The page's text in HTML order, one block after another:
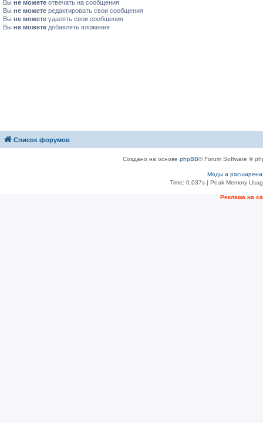
Вы не можете отвечать на сообщения
Вы не можете редактировать свои сообщения
Вы не можете удалять свои сообщения
Вы не можете добавлять вложения
Список форумов
Создано на основе phpBB® Forum Software ©
Моды и
Time: 0.037s| Peak Memory
Рeклама на